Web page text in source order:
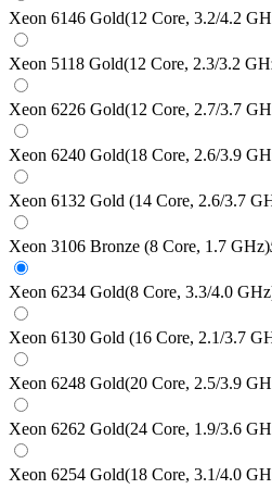
Xeon 6146 Gold(12 Core, 3.2/4.2
Xeon 5118 Gold(12 Core, 2.3/3.2
Xeon 6226 Gold(12 Core, 2.7/3.7
Xeon 6240 Gold(18 Core, 2.6/3.9
Xeon 6132 Gold (14 Core, 2.6/3.7
Xeon 3106 Bronze (8 Core, 1.7 GHz)
Xeon 6234 Gold(8 Core, 3.3/4.0
Xeon 6130 Gold (16 Core, 2.1/3.7
Xeon 6248 Gold(20 Core, 2.5/3.9
Xeon 6262 Gold(24 Core, 1.9/3.6
Xeon 6254 Gold(18 Core, 3.1/4.0